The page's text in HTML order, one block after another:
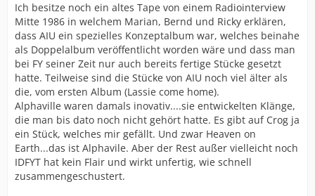
Ich besitze noch ein altes Tape von einem Radiointerview
Mitte 1986 in welchem Marian, Bernd und Ricky erklären,
dass AIU ein spezielles Konzeptalbum war, welches beinahe
als Doppelalbum veröffentlicht worden wäre und dass man
bei FY seiner Zeit nur auch bereits fertige Stücke gesetzt
hatte. Teilweise sind die Stücke von AIU noch viel älter als
die, vom ersten Album (Lassie come home).
Alphaville waren damals inovativ....sie entwickelten Klänge,
die man bis dato noch nicht gehört hatte. Es gibt auf Crog ja
ein Stück, welches mir gefällt. Und zwar Heaven on
Earth...das ist Alphavile. Aber der Rest außer vielleicht noch
IDFYT hat kein Flair und wirkt unfertig, wie schnell
zusammengeschustert.